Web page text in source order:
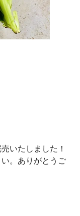
いたしました！
。ありがとうご